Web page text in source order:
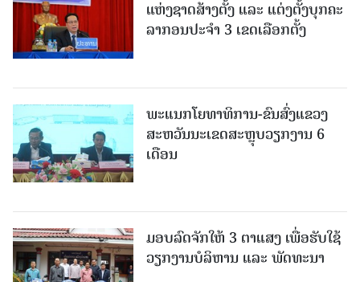
ແຫ່ງຊາດສ້າງຕັ້ງ ແລະ ແຕ່ງຕັ້ງບຸກຄະ
ລາກອນປະຈໍາ 3 ເຂດເລືອກຕັ້ງ
ພະແນກໂຍທາທິການ-ຂົນສົ່ງແຂວງ
ສະຫວັນນະເຂດສະຫຼຸບວຽກງານ 6
ເດືອນ
ມອບລົດຈັກໃຫ້ 3 ຕາແສງ ເພື່ອຮັບໃຊ້
ວຽກງານບໍລິຫານ ແລະ ພັດທະນາ